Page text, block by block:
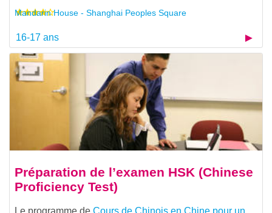
Mandarin House - Shanghai Peoples Square
16-17 ans
Préparation de l’examen HSK (Chinese
Proficiency Test)
Le programme de Cours de Chinois en Chine pour un